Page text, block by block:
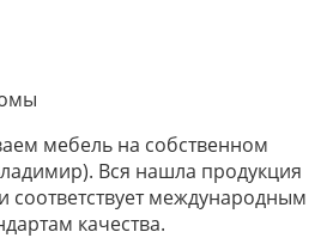
мебель на собственном
Вся нашла продукция
соответствует международным
качества.